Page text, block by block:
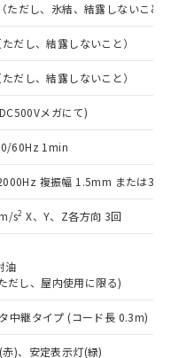
だし、氷結、結露しないこと
だし、結露しないこと）
だし、結露しないこと）
メガにて)
60Hz 1min
複振幅 1.5mm または
s2 X、Y、Z各方向 3回
油
だし、屋内使用に限る)
中継タイプ (コード長 0.3m)
赤)、安定表示灯(緑)
、同意のうえ
御機器事業取扱
び標準価格
ただくもので
商品の中には、
なる商品もある
照会結果は、
点での社内デー
ものであり、閲
の在庫および標
があることをご
10物質）の非含
る予定のある
令（10物質）の
応品を出す予
（10物質）の
たは確認中の
無形物で、有
です。
有部品として
た場合などや
ます。
以下、 カド
リ臭化ビフェニル
が中国RoHSの
が中国RoHSの
します。
売部門へお問
：
、 Cd(カドミウ
ポリ臭化ビフェ
品のうち、外国
定める商品
いう）を輸出
る場合は、日本
は役務取引許
要な手続きを